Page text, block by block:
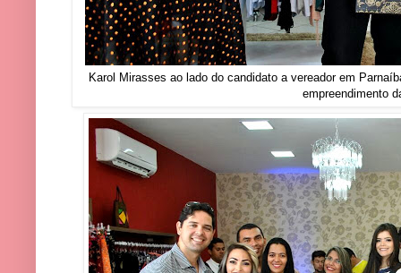
Karol Mirasses ao lado do candidato a vereador em
empreendimento